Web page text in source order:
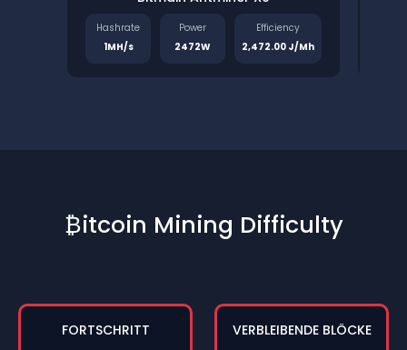
Hashrate
1MH/s
Power
2472W
Efficiency
2,472.00 J/Mh
₿itcoin Mining Difficulty
FORTSCHRITT VERBLEIBENDE BLÖCKE